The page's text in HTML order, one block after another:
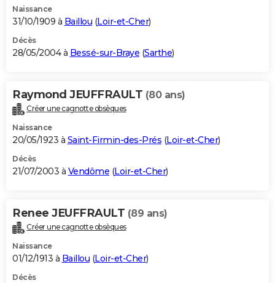
Naissance
31/10/1909 à Baillou (Loir-et-Cher)
Décès
28/05/2004 à Bessé-sur-Braye (Sarthe)
Raymond JEUFFRAULT (80 ans)
Créer une cagnotte obsèques
Naissance
20/05/1923 à Saint-Firmin-des-Prés (Loir-et-Cher)
Décès
21/07/2003 à Vendôme (Loir-et-Cher)
Renee JEUFFRAULT (89 ans)
Créer une cagnotte obsèques
Naissance
01/12/1913 à Baillou (Loir-et-Cher)
Décès